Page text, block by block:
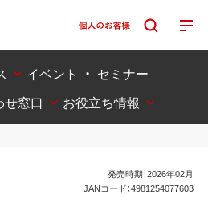
イベント ・ セミナー
窓口
お役立ち情報
発売時期：2026年02月
JANコード：4981254077603